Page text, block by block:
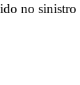
no sinistro